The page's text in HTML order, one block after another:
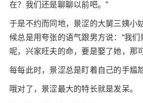
在？我们还是聊聊以前吧。”
于是不约而同地，景涩的大舅三姨小
候总是用夸张的语气跟男方说：“我们
呢，兴家旺夫的命，要是娶了她，那
每每此时，景涩总是盯着自己的手尴
哦对了，景涩最大的特长就是发呆。